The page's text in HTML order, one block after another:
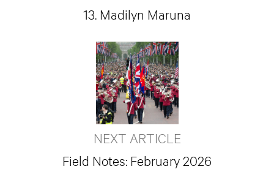
13. Madilyn Maruna
NEXT ARTICLE
Field Notes: February 2026